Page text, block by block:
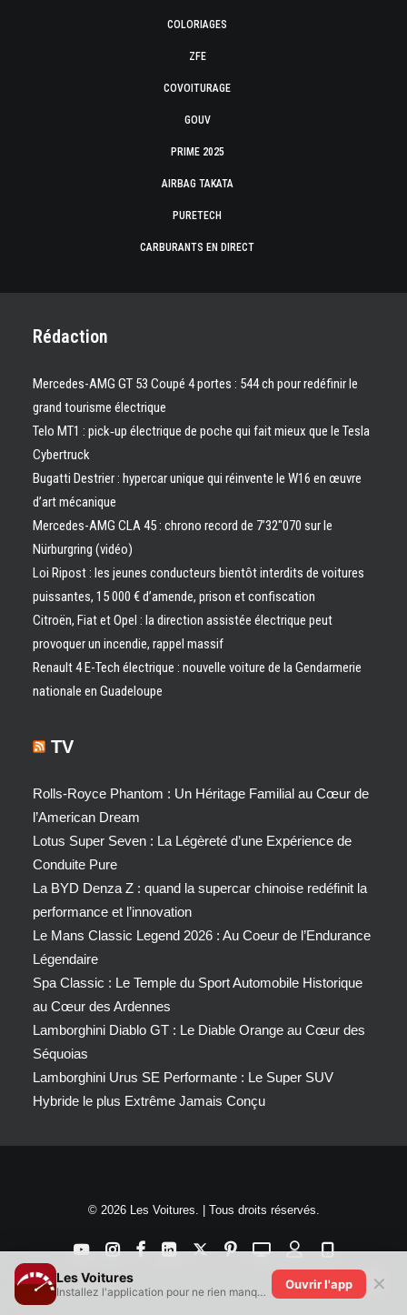
COLORIAGES
ZFE
COVOITURAGE
GOUV
PRIME 2025
AIRBAG TAKATA
PURETECH
CARBURANTS EN DIRECT
Rédaction
Mercedes-AMG GT 53 Coupé 4 portes : 544 ch pour redéfinir le
grand tourisme électrique
Telo MT1 : pick‑up électrique de poche qui fait mieux que le Tesla
Cybertruck
Bugatti Destrier : hypercar unique qui réinvente le W16 en œuvre
d’art mécanique
Mercedes-AMG CLA 45 : chrono record de 7’32″070 sur le
Nürburgring (vidéo)
Loi Ripost : les jeunes conducteurs bientôt interdits de voitures
puissantes, 15 000 € d’amende, prison et confiscation
Citroën, Fiat et Opel : la direction assistée électrique peut
provoquer un incendie, rappel massif
Renault 4 E-Tech électrique : nouvelle voiture de la Gendarmerie
nationale en Guadeloupe
TV
Rolls-Royce Phantom : Un Héritage Familial au Cœur de
l’American Dream
Lotus Super Seven : La Légèreté d’une Expérience de
Conduite Pure
La BYD Denza Z : quand la supercar chinoise redéfinit la
performance et l’innovation
Le Mans Classic Legend 2026 : Au Coeur de l’Endurance
Légendaire
Spa Classic : Le Temple du Sport Automobile Historique
au Cœur des Ardennes
Lamborghini Diablo GT : Le Diable Orange au Cœur des
Séquoias
Lamborghini Urus SE Performante : Le Super SUV
Hybride le plus Extrême Jamais Conçu
© 2026 Les Voitures. | Tous droits réservés.
Les Voitures
Installez l'application pour ne rien manquer !
Ouvrir l'app ✕